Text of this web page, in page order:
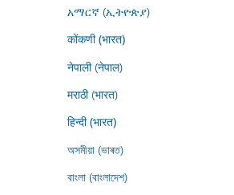
አማርኛ (ኢትዮጵያ)
कोंकणी (भारत)
नेपाली (नेपाल)
मराठी (भारत)
हिन्दी (भारत)
অসমীয়া (ভাৰত)
বাংলা (বাংলাদেশ)